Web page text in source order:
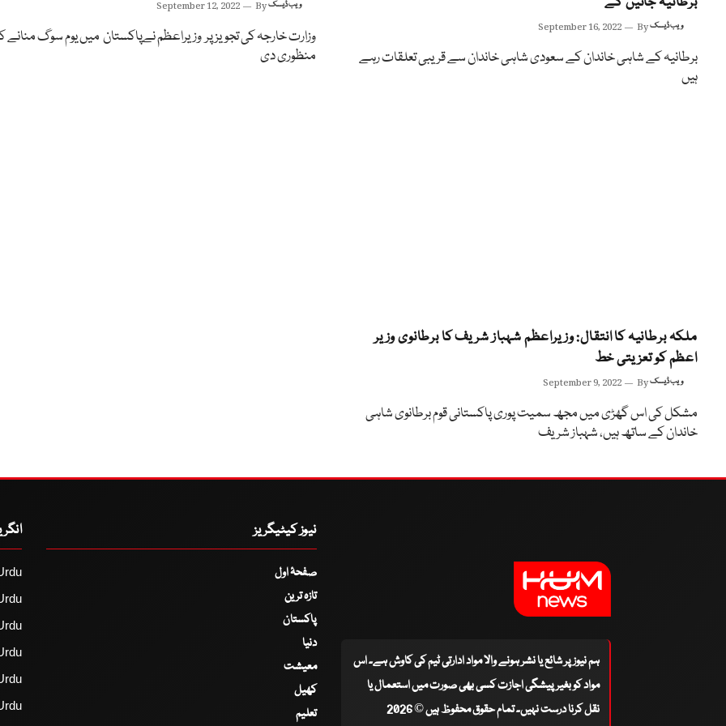
September 16, 2022 Byویب ڈیسک
برطانیہ کے شاہی خاندان کے سعودی شاہی خاندان سے قریبی تعلقات رہے
ہیں
September 12, 2022 Byویب ڈیسک
وزارت خارجہ کی تجویز پر وزیراعظم نےپاکستان میں یوم سوگ منانے
منظوری دی
ملکہ برطانیہ کا انتقال: وزیراعظم شہباز شریف کا برطانوی وزیر
اعظم کو تعزیتی خط
September 9, 2022 Byویب ڈیسک
مشکل کی اس گھڑی میں مجھ سمیت پوری پاکستانی قوم برطانوی شاہی
خاندان کے ساتھ ہیں، شہباز شریف
ہم نیوز پر شائع یا نشر ہونے والا مواد ادارتی ٹیم کی کاوش ہے۔ اس
مواد کو بغیر پیشگی اجازت کسی بھی صورت میں استعمال یا
نقل کرنا درست نہیں۔ تمام حقوق محفوظ ہیں © 2026
نیوز کیٹیگریز
صفحۂ اول
تازہ ترین
پاکستان
دنیا
معیشت
کھیل
تعلیم